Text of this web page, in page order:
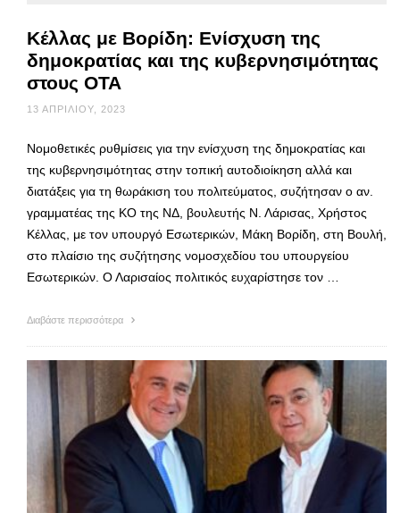
Κέλλας με Βορίδη: Ενίσχυση της
δημοκρατίας και της κυβερνησιμότητας
στους ΟΤΑ
13 ΑΠΡΙΛΊΟΥ, 2023
Νομοθετικές ρυθμίσεις για την ενίσχυση της δημοκρατίας και
της κυβερνησιμότητας στην τοπική αυτοδιοίκηση αλλά και
διατάξεις για τη θωράκιση του πολιτεύματος, συζήτησαν ο αν.
γραμματέας της ΚΟ της ΝΔ, βουλευτής Ν. Λάρισας, Χρήστος
Κέλλας, με τον υπουργό Εσωτερικών, Μάκη Βορίδη, στη Βουλή,
στο πλαίσιο της συζήτησης νομοσχεδίου του υπουργείου
Εσωτερικών. Ο Λαρισαίος πολιτικός ευχαρίστησε τον …
Διαβάστε περισσότερα